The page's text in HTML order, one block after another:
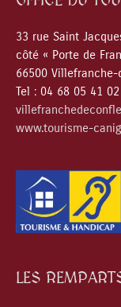
33 rue Saint
côté « Porte de
66500
Tel : 04 68 05 41 02
www.tourisme-
LES